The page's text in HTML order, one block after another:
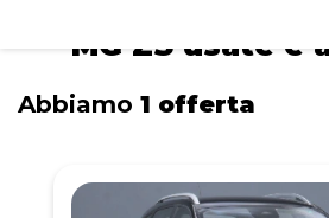
MG ZS usate e
Abbiamo 1 offerta